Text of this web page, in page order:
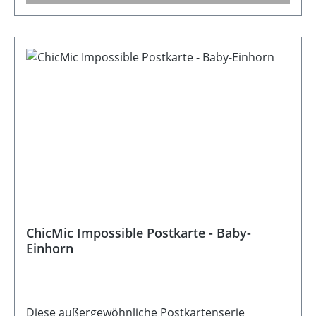
zertifiziertGröße: 10,5 cm Breite x 14,8 cm
geliefert Hinweis: Dekorativer Wellenrand
ChicMic Impossible Postkarte - Baby-
Einhorn
Diese außergewöhnliche Postkartenserie